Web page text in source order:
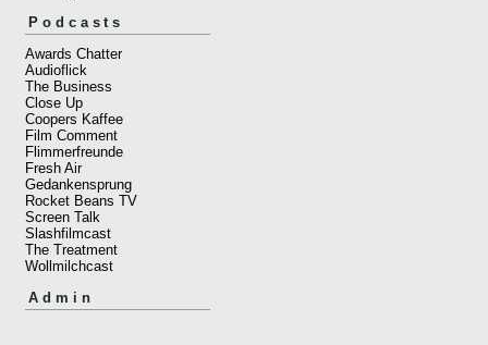
Podcasts
Awards Chatter
Audioflick
The Business
Close Up
Coopers Kaffee
Film Comment
Flimmerfreunde
Fresh Air
Gedankensprung
Rocket Beans TV
Screen Talk
Slashfilmcast
The Treatment
Wollmilchcast
Admin